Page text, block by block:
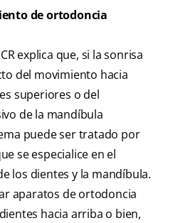
de ortodoncia
explica que, si la sonrisa
del movimiento hacia
superiores o del
de la mandíbula
puede ser tratado por
se especialice en el
los dientes y la mandíbula.
aparatos de ortodoncia
hacia arriba o bien,